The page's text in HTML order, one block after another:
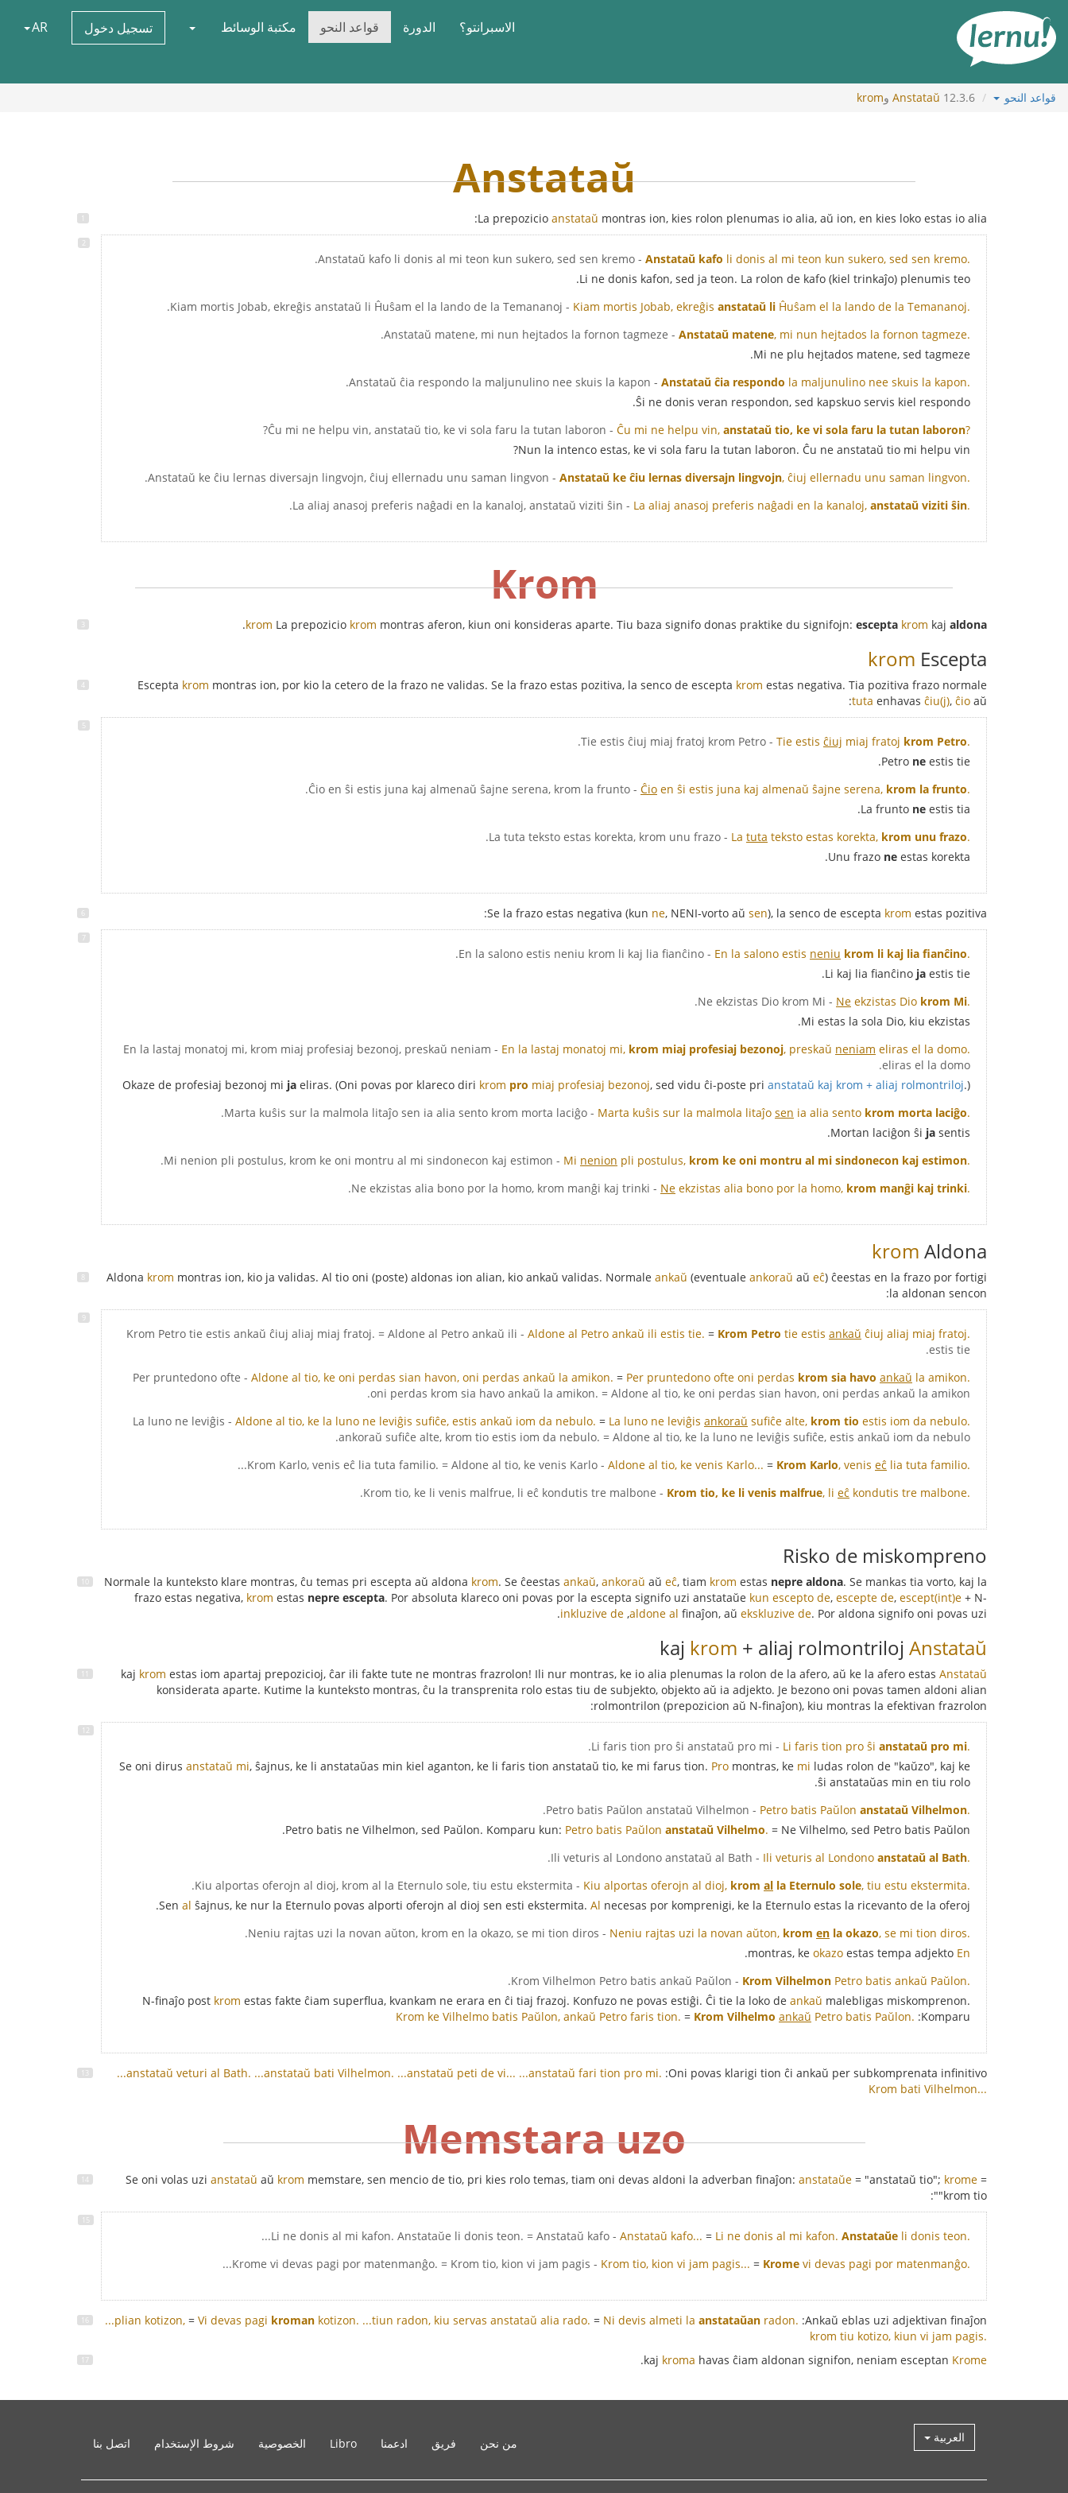
المحتويات
الاسبرانتو؟ الدورة قواعد النحو مكتبة الوسائط تسجيل دخول AR
قواعد النحو 12.3.6
Anstataŭ وkrom
Anstataŭ
La prepozicio anstataŭ montras ion, kies rolon plenumas io alia, aŭ ion, en kies loko estas io alia:
Anstataŭ kafo li donis al mi teon kun sukero, sed sen kremo.
- Anstataŭ kafo li donis al mi teon kun sukero, sed sen kremo.
Li ne donis kafon, sed ja teon. La rolon de kafo (kiel trinkaĵo) plenumis teo.
Kiam mortis Jobab, ekreĝis anstataŭ li Ĥuŝam el la lando de la Temananoj.
- Kiam mortis Jobab, ekreĝis anstataŭ li Ĥuŝam el la lando de la Temananoj.
Anstataŭ matene, mi nun hejtados la fornon tagmeze.
- Anstataŭ matene, mi nun hejtados la fornon tagmeze.
Mi ne plu hejtados matene, sed tagmeze.
Anstataŭ ĉia respondo la maljunulino nee skuis la kapon.
- Anstataŭ ĉia respondo la maljunulino nee skuis la kapon.
Ŝi ne donis veran respondon, sed kapskuo servis kiel respondo.
Ĉu mi ne helpu vin, anstataŭ tio, ke vi sola faru la tutan laboron?
- Ĉu mi ne helpu vin, anstataŭ tio, ke vi sola faru la tutan laboron?
Nun la intenco estas, ke vi sola faru la tutan laboron. Ĉu ne anstataŭ tio mi helpu vin?
Anstataŭ ke ĉiu lernas diversajn lingvojn, ĉiuj ellernadu unu saman lingvon.
- Anstataŭ ke ĉiu lernas diversajn lingvojn, ĉiuj ellernadu unu saman lingvon.
La aliaj anasoj preferis naĝadi en la kanaloj, anstataŭ viziti ŝin.
- La aliaj anasoj preferis naĝadi en la kanaloj, anstataŭ viziti ŝin.
Krom
La prepozicio krom montras aferon, kiun oni konsideras aparte. Tiu baza signifo donas praktike du signifojn: escepta krom kaj aldona
krom
.
Escepta
krom
Escepta krom montras ion, por kio la cetero de la frazo ne validas. Se la frazo estas pozitiva, la senco de escepta krom estas negativa. Tia pozitiva frazo normale
enhavas ĉiu(j), ĉio aŭ
tuta
:
Tie estis ĉiuj miaj fratoj krom Petro.
- Tie estis ĉiuj miaj fratoj krom Petro.
Petro ne estis tie.
Ĉio en ŝi estis juna kaj almenaŭ ŝajne serena, krom la frunto.
- Ĉio en ŝi estis juna kaj almenaŭ ŝajne serena, krom la frunto.
La frunto ne estis tia.
La tuta teksto estas korekta, krom unu frazo.
- La tuta teksto estas korekta, krom unu frazo.
Unu frazo ne estas korekta.
Se la frazo estas negativa (kun ne, NENI-vorto aŭ sen), la senco de escepta krom estas pozitiva:
En la salono estis neniu krom li kaj lia fianĉino.
- En la salono estis neniu krom li kaj lia fianĉino.
Li kaj lia fianĉino ja estis tie.
Ne ekzistas Dio krom Mi.
- Ne ekzistas Dio krom Mi.
Mi estas la sola Dio, kiu ekzistas.
En la lastaj monatoj mi, krom miaj profesiaj bezonoj, preskaŭ neniam eliras el la domo.
- En la lastaj monatoj mi, krom miaj profesiaj bezonoj, preskaŭ neniam
eliras el la domo.
Okaze de profesiaj bezonoj mi ja eliras. (Oni povas por klareco diri krom pro miaj profesiaj bezonoj, sed vidu ĉi-poste pri anstataŭ kaj krom + aliaj rolmontriloj.)
Marta kuŝis sur la malmola litaĵo sen ia alia sento krom morta laciĝo.
- Marta kuŝis sur la malmola litaĵo sen ia alia sento krom morta laciĝo.
Mortan laciĝon ŝi ja sentis.
Mi nenion pli postulus, krom ke oni montru al mi sindonecon kaj estimon.
- Mi nenion pli postulus, krom ke oni montru al mi sindonecon kaj estimon.
Ne ekzistas alia bono por la homo, krom manĝi kaj trinki.
- Ne ekzistas alia bono por la homo, krom manĝi kaj trinki.
Aldona
krom
Aldona krom montras ion, kio ja validas. Al tio oni (poste) aldonas ion alian, kio ankaŭ validas. Normale ankaŭ (eventuale ankoraŭ aŭ eĉ) ĉeestas en la frazo por fortigi
la aldonan sencon:
Krom Petro tie estis ankaŭ ĉiuj aliaj miaj fratoj.
=
Aldone al Petro ankaŭ ili estis tie.
- Krom Petro tie estis ankaŭ ĉiuj aliaj miaj fratoj. = Aldone al Petro ankaŭ ili
estis tie.
Per pruntedono ofte oni perdas krom sia havo ankaŭ la amikon.
=
Aldone al tio, ke oni perdas sian havon, oni perdas ankaŭ la amikon.
- Per pruntedono ofte
oni perdas krom sia havo ankaŭ la amikon. = Aldone al tio, ke oni perdas sian havon, oni perdas ankaŭ la amikon.
La luno ne leviĝis ankoraŭ sufiĉe alte, krom tio estis iom da nebulo.
=
Aldone al tio, ke la luno ne leviĝis sufiĉe, estis ankaŭ iom da nebulo.
- La luno ne leviĝis
ankoraŭ sufiĉe alte, krom tio estis iom da nebulo. = Aldone al tio, ke la luno ne leviĝis sufiĉe, estis ankaŭ iom da nebulo.
Krom Karlo, venis eĉ lia tuta familio.
=
Aldone al tio, ke venis Karlo...
- Krom Karlo, venis eĉ lia tuta familio. = Aldone al tio, ke venis Karlo...
Krom tio, ke li venis malfrue, li eĉ kondutis tre malbone.
- Krom tio, ke li venis malfrue, li eĉ kondutis tre malbone.
Risko de miskompreno
Normale la kunteksto klare montras, ĉu temas pri escepta aŭ aldona krom. Se ĉeestas ankaŭ, ankoraŭ aŭ eĉ, tiam krom estas nepre aldona. Se mankas tia vorto, kaj la
frazo estas negativa, krom estas nepre escepta. Por absoluta klareco oni povas por la escepta signifo uzi anstataŭe kun escepto de, escepte de, escept(int)e + N-
finaĵon, aŭ ekskluzive de. Por aldona signifo oni povas uzi
aldone al
,
inkluzive de
.
Anstataŭ
krom + aliaj rolmontriloj
Anstataŭ
krom estas iom apartaj prepozicioj, ĉar ili fakte tute ne montras frazrolon! Ili nur montras, ke io alia plenumas la rolon de la afero, aŭ ke la afero estas
konsiderata aparte. Kutime la kunteksto montras, ĉu la transprenita rolo estas tiu de subjekto, objekto aŭ ia adjekto. Je bezono oni povas tamen aldoni alian
rolmontrilon (prepozicion aŭ N-finaĵon), kiu montras la efektivan frazrolon:
Li faris tion pro ŝi anstataŭ pro mi.
- Li faris tion pro ŝi anstataŭ pro mi.
Se oni dirus anstataŭ mi, ŝajnus, ke li anstataŭas min kiel aganton, ke li faris tion anstataŭ tio, ke mi farus tion. Pro montras, ke mi ludas rolon de "kaŭzo", kaj ke
ŝi anstataŭas min en tiu rolo.
Petro batis Paŭlon anstataŭ Vilhelmon.
- Petro batis Paŭlon anstataŭ Vilhelmon.
Petro batis ne Vilhelmon, sed Paŭlon. Komparu kun: Petro batis Paŭlon anstataŭ Vilhelmo. = Ne Vilhelmo, sed Petro batis Paŭlon.
Ili veturis al Londono anstataŭ al Bath.
- Ili veturis al Londono anstataŭ al Bath.
Kiu alportas oferojn al dioj, krom al la Eternulo sole, tiu estu ekstermita.
- Kiu alportas oferojn al dioj, krom al la Eternulo sole, tiu estu ekstermita.
Sen al ŝajnus, ke nur la Eternulo povas alporti oferojn al dioj sen esti ekstermita. Al necesas por komprenigi, ke la Eternulo estas la ricevanto de la oferoj.
Neniu rajtas uzi la novan aŭton, krom en la okazo, se mi tion diros.
- Neniu rajtas uzi la novan aŭton, krom en la okazo, se mi tion diros.
En
okazo estas tempa adjekto.
Krom Vilhelmon Petro batis ankaŭ Paŭlon.
- Krom Vilhelmon Petro batis ankaŭ Paŭlon.
N-finaĵo post krom estas fakte ĉiam superflua, kvankam ne erara en ĉi tiaj frazoj. Konfuzo ne povas estiĝi. Ĉi tie la loko de ankaŭ malebligas miskomprenon.
Komparu:
Krom Vilhelmo ankaŭ Petro batis Paŭlon.
=
Krom ke Vilhelmo batis Paŭlon, ankaŭ Petro faris tion.
Oni povas klarigi tion ĉi ankaŭ per subkomprenata infinitivo:
...anstataŭ fari tion pro mi.
...anstataŭ peti de vi...
...anstataŭ bati Vilhelmon.
...anstataŭ veturi al Bath.
Krom bati Vilhelmon...
Memstara uzo
Se oni volas uzi anstataŭ aŭ krom memstare, sen mencio de tio, pri kies rolo temas, tiam oni devas aldoni la adverban finaĵon: anstataŭe = "anstataŭ tio"; krome =
"krom tio":
Li ne donis al mi kafon. Anstataŭe li donis teon.
=
Anstataŭ kafo...
- Li ne donis al mi kafon. Anstataŭe li donis teon. = Anstataŭ kafo...
Krome vi devas pagi por matenmanĝo.
=
Krom tio, kion vi jam pagis...
- Krome vi devas pagi por matenmanĝo. = Krom tio, kion vi jam pagis...
Ankaŭ eblas uzi adjektivan finaĵon:
Ni devis almeti la anstataŭan radon.
=
...tiun radon, kiu servas anstataŭ alia rado.
Vi devas pagi kroman kotizon.
=
...plian kotizon,
krom tiu kotizo, kiun vi jam pagis.
Krome
kroma havas ĉiam aldonan signifon, neniam esceptan.
العربية من نحن فريق ادعمنا Libro الخصوصية شروط الإستخدام اتصل بنا